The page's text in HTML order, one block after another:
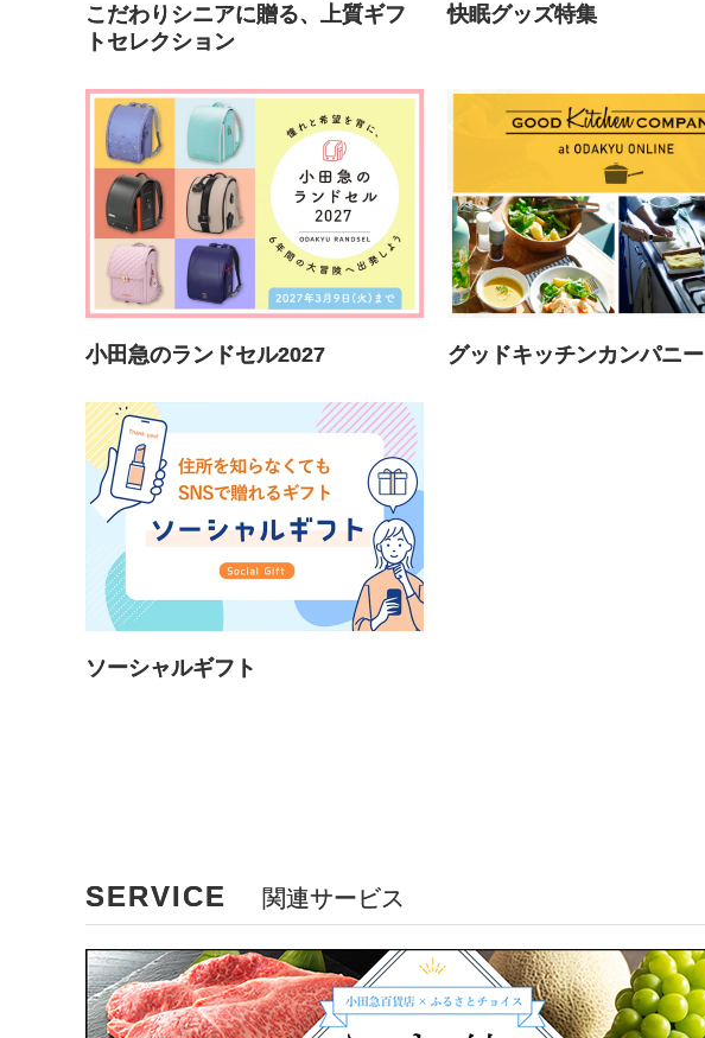
こだわりシニアに贈る、上質ギフ
トセレクション
快眠グッズ特集
小田急のランドセル2027 グッドキッチンカンパニー
ソーシャルギフト
SERVICE 関連サービス